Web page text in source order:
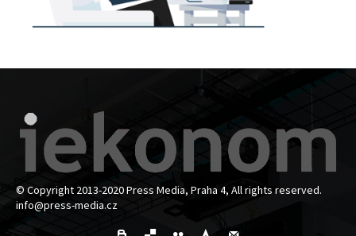
© Copyright 2013-2020 Press Media, Praha 4, All rights reserved.
info@press-media.cz